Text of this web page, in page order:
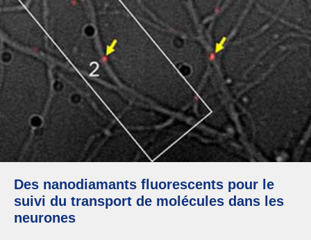
Des nanodiamants fluorescents pour le
suivi du transport de molécules dans les
neurones